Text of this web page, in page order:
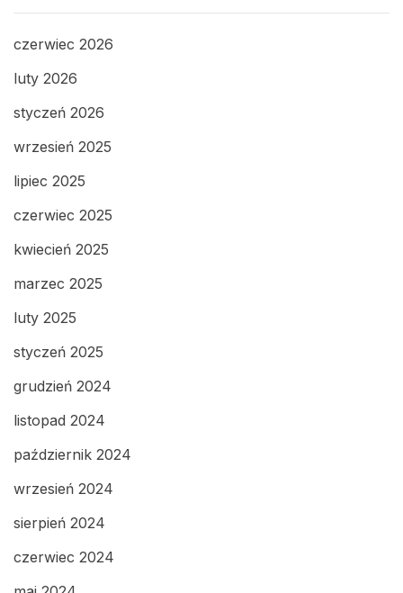
czerwiec 2026
luty 2026
styczeń 2026
wrzesień 2025
lipiec 2025
czerwiec 2025
kwiecień 2025
marzec 2025
luty 2025
styczeń 2025
grudzień 2024
listopad 2024
październik 2024
wrzesień 2024
sierpień 2024
czerwiec 2024